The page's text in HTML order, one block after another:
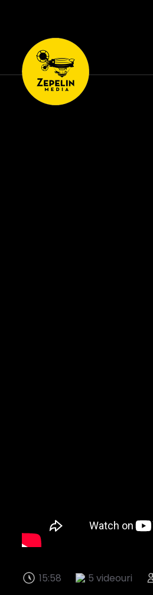
15:58 5 videouri